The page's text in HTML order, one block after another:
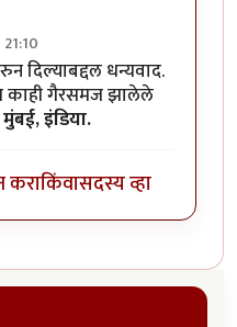
दिल्याबद्दल धन्यवाद.
काही गैरसमज झालेले
मुंबई, इंडिया.
कराकिंवासदस्य व्हा